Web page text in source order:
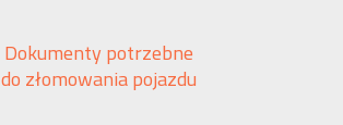
Dokumenty potrzebne
do złomowania pojazdu